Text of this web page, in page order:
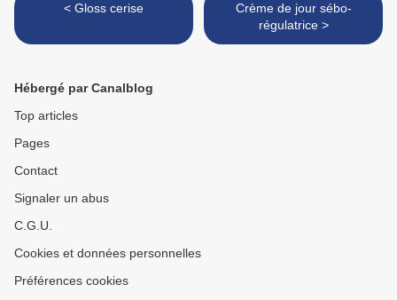
< Gloss cerise
Crème de jour sébo-
régulatrice >
Hébergé par Canalblog
Top articles
Pages
Contact
Signaler un abus
C.G.U.
Cookies et données personnelles
Préférences cookies